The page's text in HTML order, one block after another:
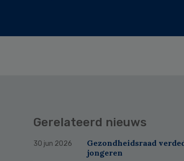
Gerelateerd nieuws
30 jun 2026
Gezondheidsraad
jongeren